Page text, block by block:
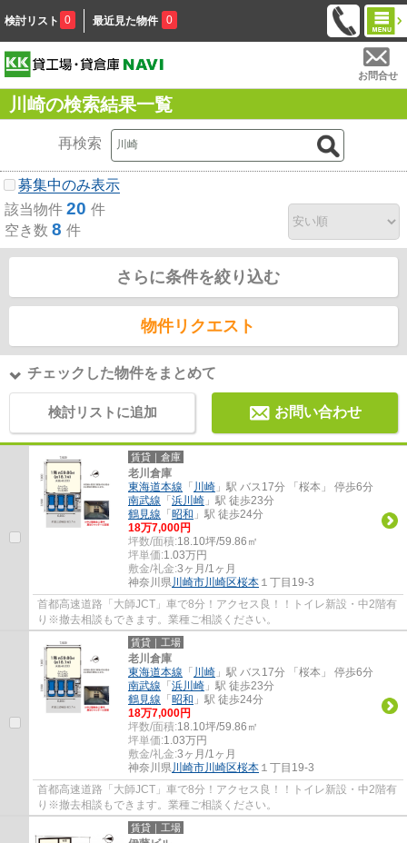
検討リスト 0 最近見た物件 0
お問合せ
川崎の検索結果一覧
再検索
募集中のみ表示
該当物件 20 件
空き数 8 件
さらに条件を絞り込む
物件リクエスト
チェックした物件をまとめて
検討リストに追加 お問い合わせ
賃貸｜倉庫
老川倉庫
東海道本線 「 川崎 」駅 バス17分 「桜本」 停歩6分
南武線 「 浜川崎 」駅 徒歩23分
鶴見線 「 昭和 」駅 徒歩24分
18万7,000円
坪数/面積:18.10坪/59.86㎡
坪単価:1.03万円
敷金/礼金:3ヶ月/1ヶ月
神奈川県川崎市川崎区桜本 １丁目19-3
首都高速道路「大師JCT」車で8分！アクセス良！！トイレ新設・中2階有
り※撤去相談もできます。業種ご相談ください。
賃貸｜工場
老川倉庫
東海道本線 「 川崎 」駅 バス17分 「桜本」 停歩6分
南武線 「 浜川崎 」駅 徒歩23分
鶴見線 「 昭和 」駅 徒歩24分
18万7,000円
坪数/面積:18.10坪/59.86㎡
坪単価:1.03万円
敷金/礼金:3ヶ月/1ヶ月
神奈川県川崎市川崎区桜本 １丁目19-3
首都高速道路「大師JCT」車で8分！アクセス良！！トイレ新設・中2階有
り※撤去相談もできます。業種ご相談ください。
賃貸｜工場